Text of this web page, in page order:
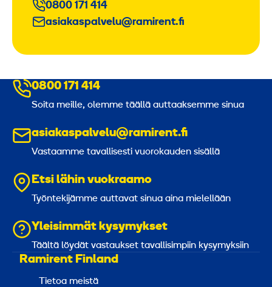
0800 171 414
asiakaspalvelu@ramirent.fi
0800 171 414
Soita meille, olemme täällä auttaaksemme sinua
asiakaspalvelu@ramirent.fi
Vastaamme tavallisesti vuorokauden sisällä
Etsi lähin vuokraamo
Työntekijämme auttavat sinua aina mielellään
Yleisimmät kysymykset
Täältä löydät vastaukset tavallisimpiin kysymyksiin
Ramirent Finland
Tietoa meistä